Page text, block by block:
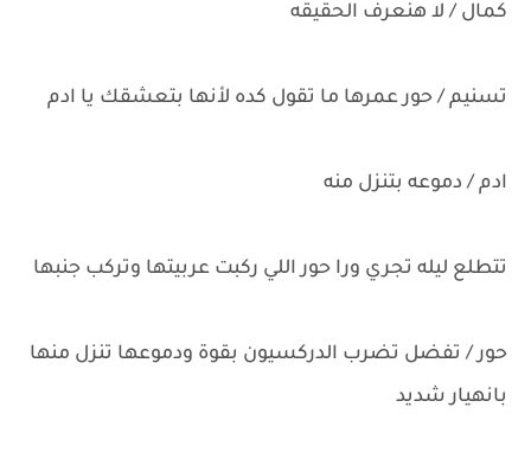
كمال / لا هنعرف الحقيقه
تسنيم / حور عمرها ما تقول كده لأنها بتعشقك يا ادم
ادم / دموعه بتنزل منه
تتطلع ليله تجري ورا حور اللي ركبت عربيتها وتركب جنبها
حور / تفضل تضرب الدركسيون بقوة ودموعها تنزل منها
بانهيار شديد